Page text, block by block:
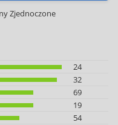
Zjednoczone
24
32
69
19
54